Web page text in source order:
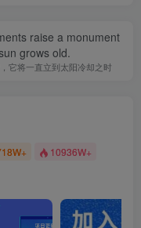
raise a monument
grows old.
它将一直立到太阳冷却之时
10936W+